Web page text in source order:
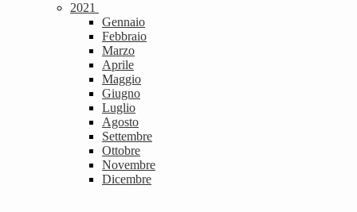
2021
Gennaio
Febbraio
Marzo
Aprile
Maggio
Giugno
Luglio
Agosto
Settembre
Ottobre
Novembre
Dicembre